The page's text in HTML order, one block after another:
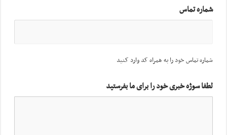
شماره تماس
شماره تماس خود را به همراه کد وارد کنید
لطفا سوژه خبری خود را برای ما بفرستید